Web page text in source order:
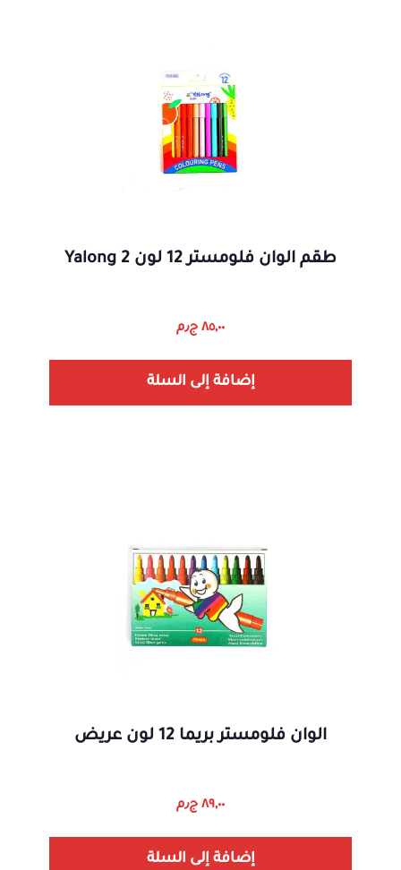
طقم الوان فلومستر 12 لون Yalong 2
٨٥,٠٠ ج٫م
إضافة إلى السلة
الوان فلومستر بريما 12 لون عريض
٨٩,٠٠ ج٫م
إضافة إلى السلة